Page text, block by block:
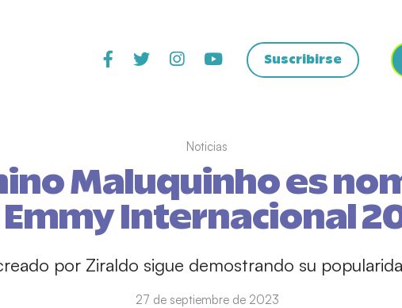
Suscribirse
Noticias
Maluquinho es
Emmy Internacional
por Ziraldo sigue demostrando su
27 de septiembre de 2023